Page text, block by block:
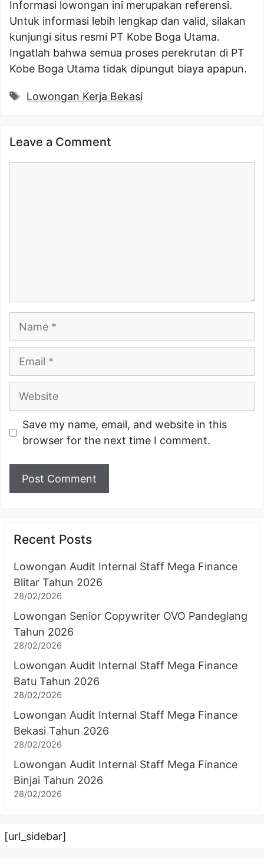
Informasi lowongan ini merupakan referensi.
Untuk informasi lebih lengkap dan valid, silakan
kunjungi situs resmi PT Kobe Boga Utama.
Ingatlah bahwa semua proses perekrutan di PT
Kobe Boga Utama tidak dipungut biaya apapun.
Tags
Lowongan Kerja Bekasi
Leave a Comment
Website
Save my name, email, and website in this
browser for the next time I comment.
Recent Posts
Lowongan Audit Internal Staff Mega Finance
Blitar Tahun 2026
28/02/2026
Lowongan Senior Copywriter OVO Pandeglang
Tahun 2026
28/02/2026
Lowongan Audit Internal Staff Mega Finance
Batu Tahun 2026
28/02/2026
Lowongan Audit Internal Staff Mega Finance
Bekasi Tahun 2026
28/02/2026
Lowongan Audit Internal Staff Mega Finance
Binjai Tahun 2026
28/02/2026
[url_sidebar]